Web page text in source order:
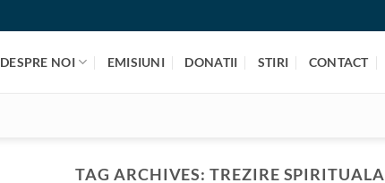
DESPRE NOI EMISIUNI DONATII STIRI CONTACT
TAG ARCHIVES:TREZIRE SPIRITUALA